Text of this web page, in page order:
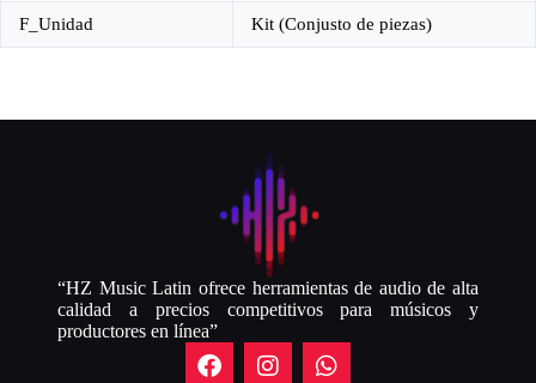
F_Unidad Kit (Conjusto de piezas)
“HZ Music Latin ofrece herramientas de audio de alta
calidad a precios competitivos para músicos y
productores en línea”